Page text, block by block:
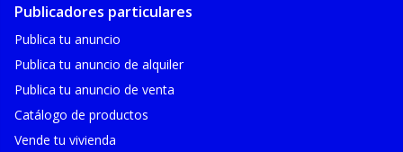
Publicadores particulares
Publica tu anuncio
Publica tu anuncio de alquiler
Publica tu anuncio de venta
Catálogo de productos
Vende tu vivienda